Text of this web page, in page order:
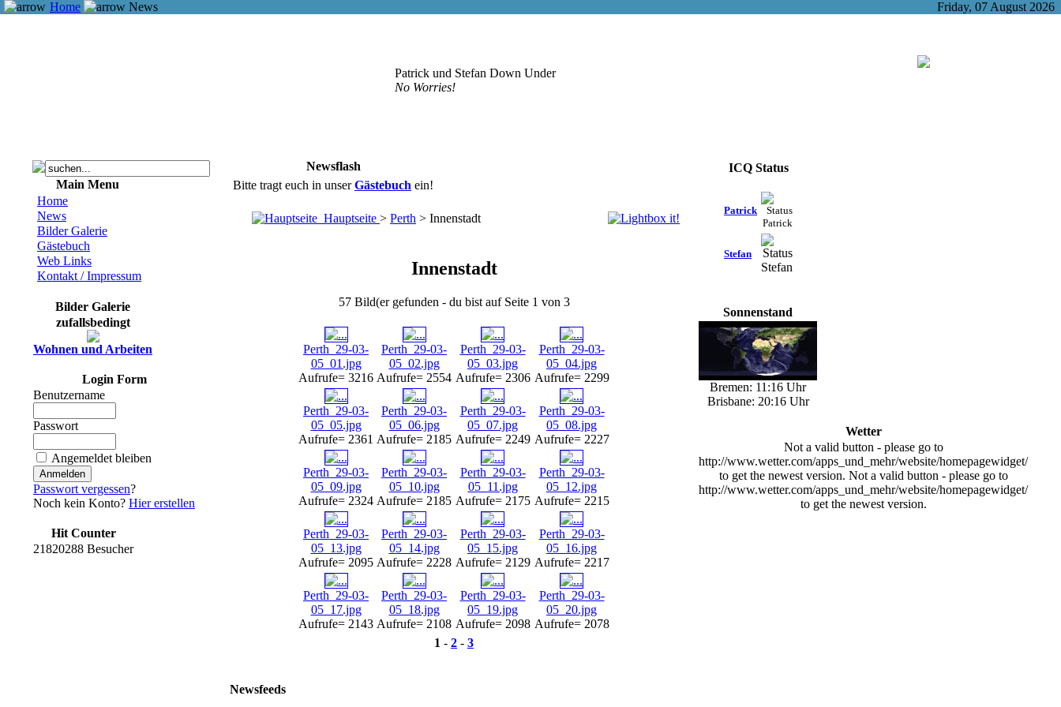
Home News Friday, 07 August 2026
Patrick und Stefan Down Under
No Worries!
Main Menu
Home
News
Bilder Galerie
Gästebuch
Web Links
Kontakt / Impressum
Bilder Galerie
zufallsbedingt
Wohnen und Arbeiten
Login Form
Benutzername
Passwort
Angemeldet bleiben
Passwort vergessen?
Noch kein Konto? Hier erstellen
Hit Counter
21820288 Besucher
Newsflash
Bitte tragt euch in unserGästebuch ein!
Hauptseite > Perth > Innenstadt
Innenstadt
57 Bild(er gefunden - du bist auf Seite 1 von 3
Perth_29-03-
05_01.jpg
Aufrufe= 3216
Perth_29-03-
05_02.jpg
Aufrufe= 2554
Perth_29-03-
05_03.jpg
Aufrufe= 2306
Perth_29-03-
05_04.jpg
Aufrufe= 2299
Perth_29-03-
05_05.jpg
Aufrufe= 2361
Perth_29-03-
05_06.jpg
Aufrufe= 2185
Perth_29-03-
05_07.jpg
Aufrufe= 2249
Perth_29-03-
05_08.jpg
Aufrufe= 2227
Perth_29-03-
05_09.jpg
Aufrufe= 2324
Perth_29-03-
05_10.jpg
Aufrufe= 2185
Perth_29-03-
05_11.jpg
Aufrufe= 2175
Perth_29-03-
05_12.jpg
Aufrufe= 2215
Perth_29-03-
05_13.jpg
Aufrufe= 2095
Perth_29-03-
05_14.jpg
Aufrufe= 2228
Perth_29-03-
05_15.jpg
Aufrufe= 2129
Perth_29-03-
05_16.jpg
Aufrufe= 2217
Perth_29-03-
05_17.jpg
Aufrufe= 2143
Perth_29-03-
05_18.jpg
Aufrufe= 2108
Perth_29-03-
05_19.jpg
Aufrufe= 2098
Perth_29-03-
05_20.jpg
Aufrufe= 2078
1 - 2 - 3
Newsfeeds
ICQ Status
Patrick
Stefan
Sonnenstand
Bremen: 11:16 Uhr
Brisbane: 20:16 Uhr
Wetter
Not a valid button - please go to
http://www.wetter.com/apps_und_mehr/website/homepagewidget/
to get the newest version. Not a valid button - please go to
http://www.wetter.com/apps_und_mehr/website/homepagewidget/
to get the newest version.